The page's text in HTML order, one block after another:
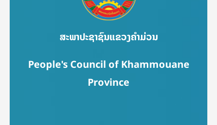
ສະພາປະຊາຊົນແຂວງຄຳມ່ວນ
People's Council of Khammouane
Province